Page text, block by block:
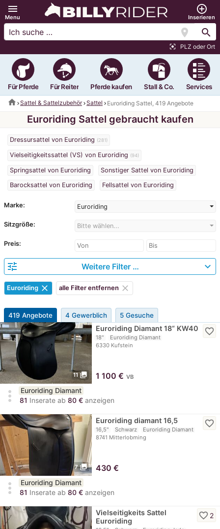
menu
Menu
add_circle_outline
Inserieren
location_on search
center_focus_strong PLZ oder Ort
Für Pferde Für Reiter Pferde kaufen Stall & Co. Services
home Sattel & Sattelzubehör Sattel Euroriding Sattel, 419 Angebote
Euroriding Sattel gebraucht kaufen
Dressursattel von Euroriding (281)
Vielseitigkeitssattel (VS) von Euroriding (94)
Springsattel von Euroriding
Sonstiger Sattel von Euroriding
Barocksattel von Euroriding
Fellsattel von Euroriding
Marke: Euroriding
Sitzgröße: Bitte wählen...
Preis:
tune Weitere Filter … expand_more
Euroriding clear alle Filter entfernen clear
419 Angebote 4 Gewerblich 5 Gesuche
11 photo_library
Euroriding Diamant 18“ KW40
18"
Euroriding Diamant
6330 Kufstein
favorite_border
1 100 € VB
more_vert
Euroriding Diamant
81 Inserate ab 80 € anzeigen
7 photo_library
Euroriding diamant 16,5
16,5" Schwarz
Euroriding Diamant
8741 Mitterlobming
favorite_border
430 €
more_vert
Euroriding Diamant
81 Inserate ab 80 € anzeigen
Vielseitigkeits Sattel
Euroriding
favorite_border 2